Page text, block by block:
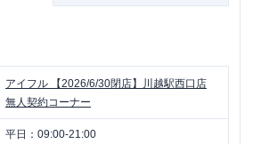
アイフル
【2026/6/30閉店】川越駅西口店
無人契約コーナー
平日： 09:00-21:00